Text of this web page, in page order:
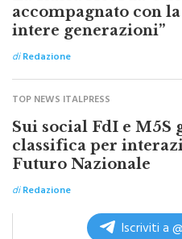
intere generazioni”
diRedazione
TOP NEWS ITALPRESS
Sui social FdI e M5S
classifica per
Futuro Nazionale
di Redazione
Iscriviti a